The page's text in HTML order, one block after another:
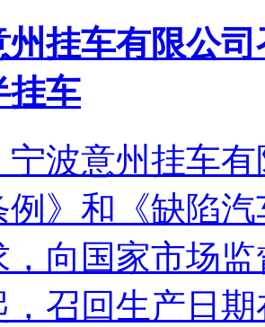
州挂车有限公
挂车
宁波意州挂车
例》和《缺陷
，向国家市场
，召回生产日期